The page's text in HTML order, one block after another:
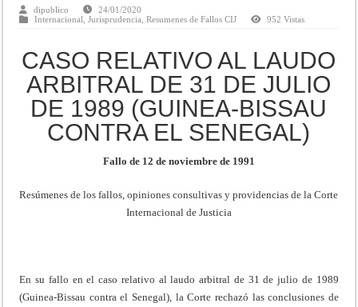
dipublico
24/01/2020
Internacional ,Jurisprudencia ,Resumenes de Fallos CIJ 952 Vistas
CASO RELATIVO AL LAUDO
ARBITRAL DE 31 DE JULIO
DE 1989 (GUINEA-BISSAU
CONTRA EL SENEGAL)
Fallo de 12 de noviembre de 1991
Resúmenes de los fallos, opiniones consultivas y providencias de la Corte
Internacional de Justicia
En su fallo en el caso relativo al laudo arbitral de 31 de julio de 1989
(Guinea-Bissau contra el Senegal), la Corte rechazó las conclusiones de